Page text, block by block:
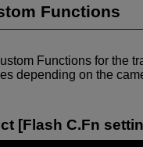
Functions
Functions for the
depending on the
[Flash C.Fn